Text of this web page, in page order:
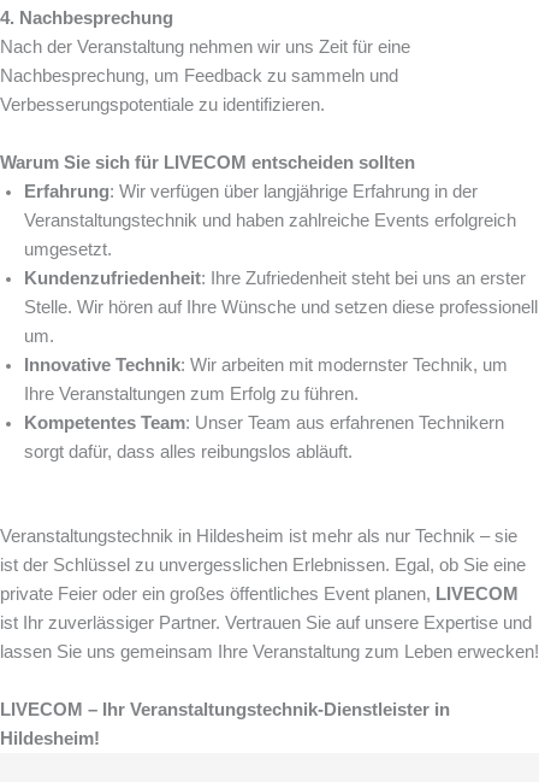
4. Nachbesprechung
Nach der Veranstaltung nehmen wir uns Zeit für eine
Nachbesprechung, um Feedback zu sammeln und
Verbesserungspotentiale zu identifizieren.
Warum Sie sich für LIVECOM entscheiden sollten
Erfahrung: Wir verfügen über langjährige Erfahrung in der
Veranstaltungstechnik und haben zahlreiche Events erfolgreich
umgesetzt.
Kundenzufriedenheit: Ihre Zufriedenheit steht bei uns an erster
Stelle. Wir hören auf Ihre Wünsche und setzen diese professionell
um.
Innovative Technik: Wir arbeiten mit modernster Technik, um
Ihre Veranstaltungen zum Erfolg zu führen.
Kompetentes Team: Unser Team aus erfahrenen Technikern
sorgt dafür, dass alles reibungslos abläuft.
Veranstaltungstechnik in Hildesheim ist mehr als nur Technik – sie
ist der Schlüssel zu unvergesslichen Erlebnissen. Egal, ob Sie eine
private Feier oder ein großes öffentliches Event planen, LIVECOM
ist Ihr zuverlässiger Partner. Vertrauen Sie auf unsere Expertise und
lassen Sie uns gemeinsam Ihre Veranstaltung zum Leben erwecken!
LIVECOM – Ihr Veranstaltungstechnik-Dienstleister in
Hildesheim!